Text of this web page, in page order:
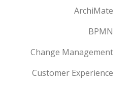
ArchiMate
BPMN
Change Management
Customer Experience